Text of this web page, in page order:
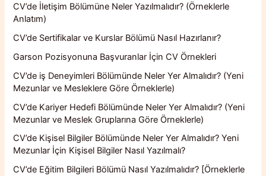
CV’de İletişim Bölümüne Neler Yazılmalıdır? (Örneklerle
Anlatım)
CV’de Sertifikalar ve Kurslar Bölümü Nasıl Hazırlanır?
Garson Pozisyonuna Başvuranlar İçin CV Örnekleri
CV’de iş Deneyimleri Bölümünde Neler Yer Almalıdır? (Yeni
Mezunlar ve Mesleklere Göre Örneklerle)
CV’de Kariyer Hedefi Bölümünde Neler Yer Almalıdır? (Yeni
Mezunlar ve Meslek Gruplarına Göre Örneklerle)
CV’de Kişisel Bilgiler Bölümünde Neler Yer Almalıdır? Yeni
Mezunlar İçin Kişisel Bilgiler Nasıl Yazılmalı?
CV’de Eğitim Bilgileri Bölümü Nasıl Yazılmalıdır? [Örneklerle